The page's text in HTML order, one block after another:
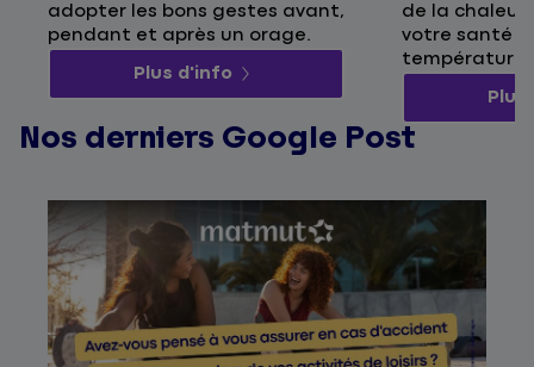
adopter les bons gestes avant,
pendant et après un orage.
Plus d'info
de la chaleur
votre santé
Nos derniers Google Post